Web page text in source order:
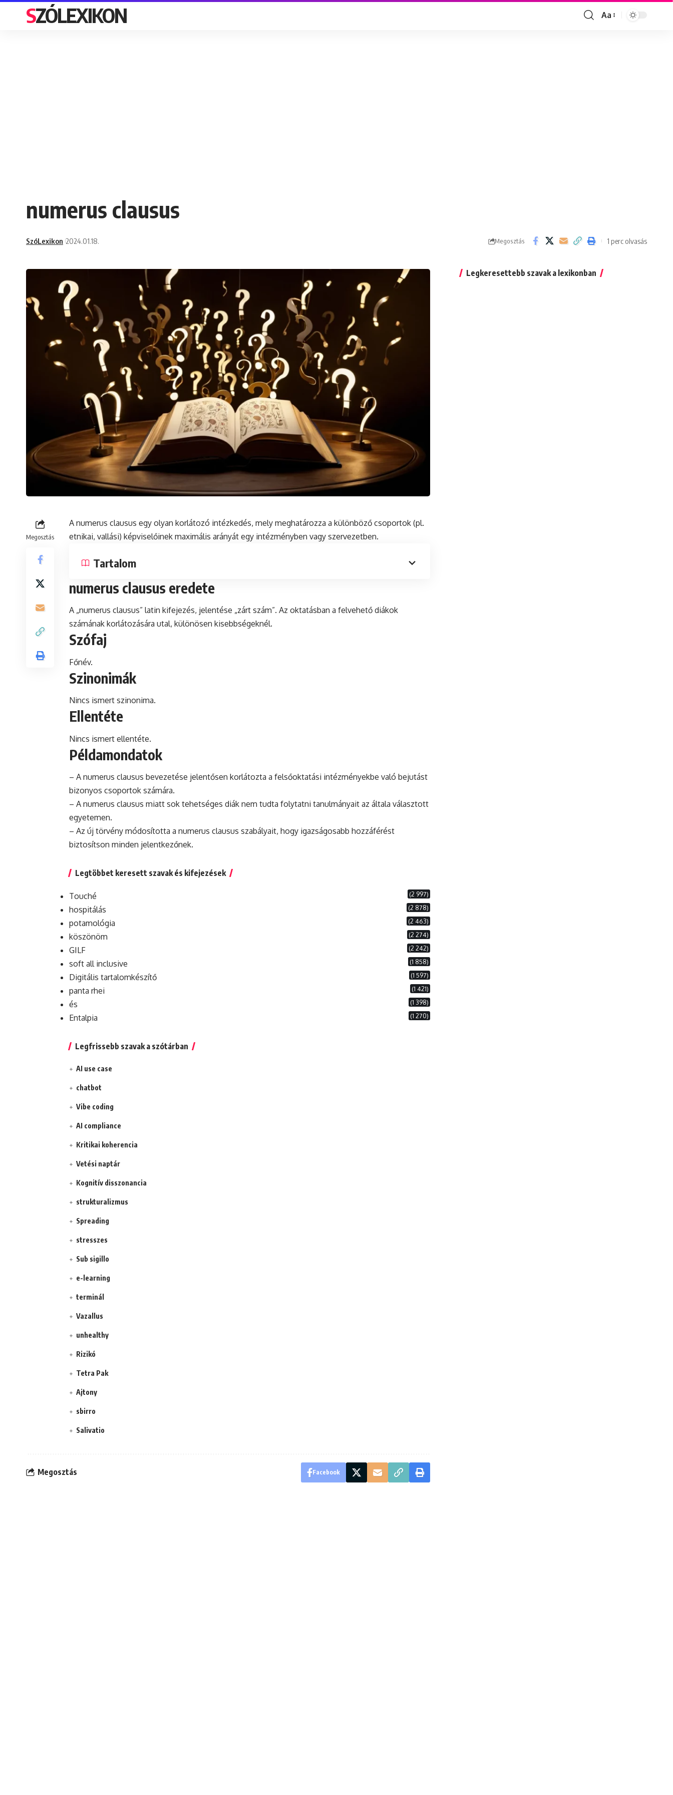
SZÓLEXIKON
Font
Aa
numerus clausus
SzóLexikon 2024.01.18. Megosztás 1 perc olvasás
Megosztás
A numerus clausus egy olyan korlátozó intézkedés, mely meghatározza a különböző csoportok (pl.
etnikai, vallási) képviselőinek maximális arányát egy intézményben vagy szervezetben.
Tartalom
numerus clausus eredete
A „numerus clausus” latin kifejezés, jelentése „zárt szám”. Az oktatásban a felvehető diákok
számának korlátozására utal, különösen kisebbségeknél.
Szófaj
Főnév.
Szinonimák
Nincs ismert szinonima.
Ellentéte
Nincs ismert ellentéte.
Példamondatok
– A numerus clausus bevezetése jelentősen korlátozta a felsőoktatási intézményekbe való bejutást
bizonyos csoportok számára.
– A numerus clausus miatt sok tehetséges diák nem tudta folytatni tanulmányait az általa választott
egyetemen.
– Az új törvény módosította a numerus clausus szabályait, hogy igazságosabb hozzáférést
biztosítson minden jelentkezőnek.
Legtöbbet keresett szavak és kifejezések
Touché (2 997)
hospitálás (2 878)
potamológia (2 463)
köszönöm (2 274)
GILF (2 242)
soft all inclusive (1 858)
Digitális tartalomkészítő (1 597)
panta rhei (1 421)
és (1 398)
Entalpia (1 270)
Legfrissebb szavak a szótárban
AI use case
chatbot
Vibe coding
AI compliance
Kritikai koherencia
Vetési naptár
Kognitív disszonancia
strukturalizmus
Spreading
stresszes
Sub sigillo
e-learning
terminál
Vazallus
unhealthy
Rizikó
Tetra Pak
Ajtony
sbirro
Salivatio
Megosztás Facebook
Legkeresettebb szavak a lexikonban